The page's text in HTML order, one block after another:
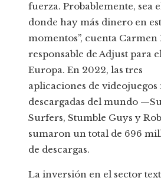
fuerza. Probablemente, sea
donde hay más dinero en
momentos”, cuenta Carmen
responsable de Adjust para
Europa. En 2022, las tres
aplicaciones de videojuegos
descargadas del mundo
Surfers, Stumble Guys y
sumaron un total de 696
de descargas.
La inversión en el sector